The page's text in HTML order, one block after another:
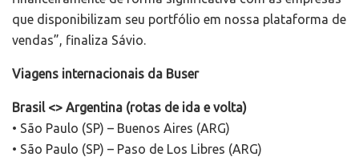
que disponibilizam seu portfólio em nossa plataforma de
vendas”, finaliza Sávio.
Viagens internacionais da Buser
Brasil <> Argentina (rotas de ida e volta)
• São Paulo (SP) – Buenos Aires (ARG)
• São Paulo (SP) – Paso de Los Libres (ARG)